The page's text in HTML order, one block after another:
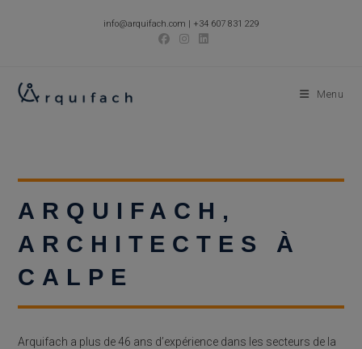
info@arquifach.com | +34 607 831 229
Menu
ARQUIFACH,
ARCHITECTES À
CALPE
Arquifach a plus de 46 ans d’expérience dans les secteurs de la